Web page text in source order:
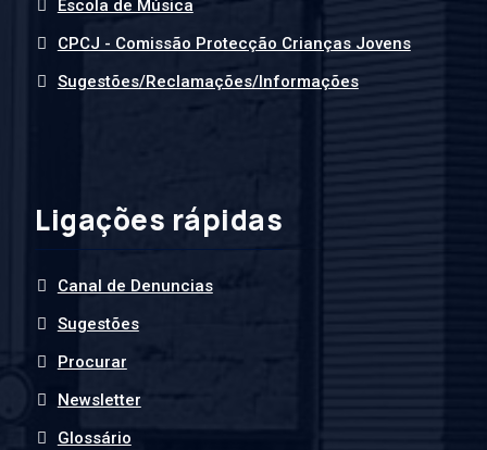
Escola de Música
CPCJ - Comissão Protecção Crianças Jovens
Sugestões/Reclamações/Informações
Ligações rápidas
Canal de Denuncias
Sugestões
Procurar
Newsletter
Glossário